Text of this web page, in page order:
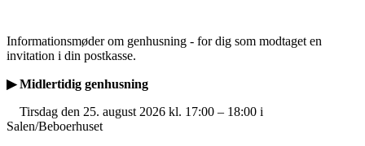
Informationsmøder om genhusning - for dig som modtaget en
invitation i din postkasse.
▶ Midlertidig genhusning
Tirsdag den 25. august 2026 kl. 17:00 – 18:00 i
Salen/Beboerhuset